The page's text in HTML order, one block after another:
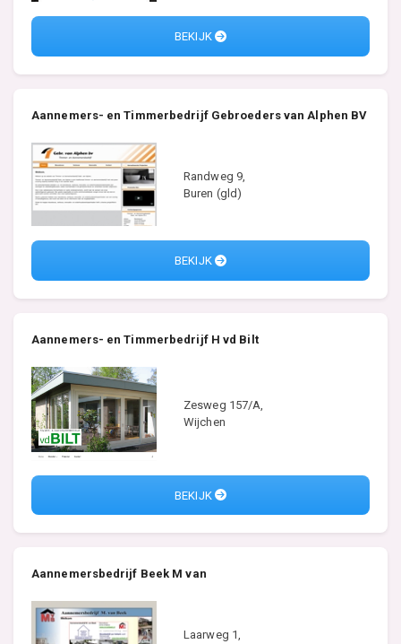
BEKIJK
Aannemers- en Timmerbedrijf Gebroeders van Alphen BV
Randweg 9,
Buren (gld)
BEKIJK
Aannemers- en Timmerbedrijf H vd Bilt
Zesweg 157/A,
Wijchen
BEKIJK
Aannemersbedrijf Beek M van
Laarweg 1,